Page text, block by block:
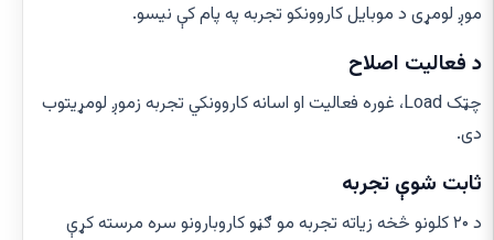
موږ لومړی د موبایل کاروونکو تجربه په پام کې نیسو.
د فعالیت اصلاح
چټک Load، غوره فعالیت او اسانه کاروونکي تجربه زموږ لومړیتوب
دی.
ثابت شوې تجربه
د ۲۰ کلونو څخه زیاته تجربه مو ګڼو کاروبارونو سره مرسته کړې